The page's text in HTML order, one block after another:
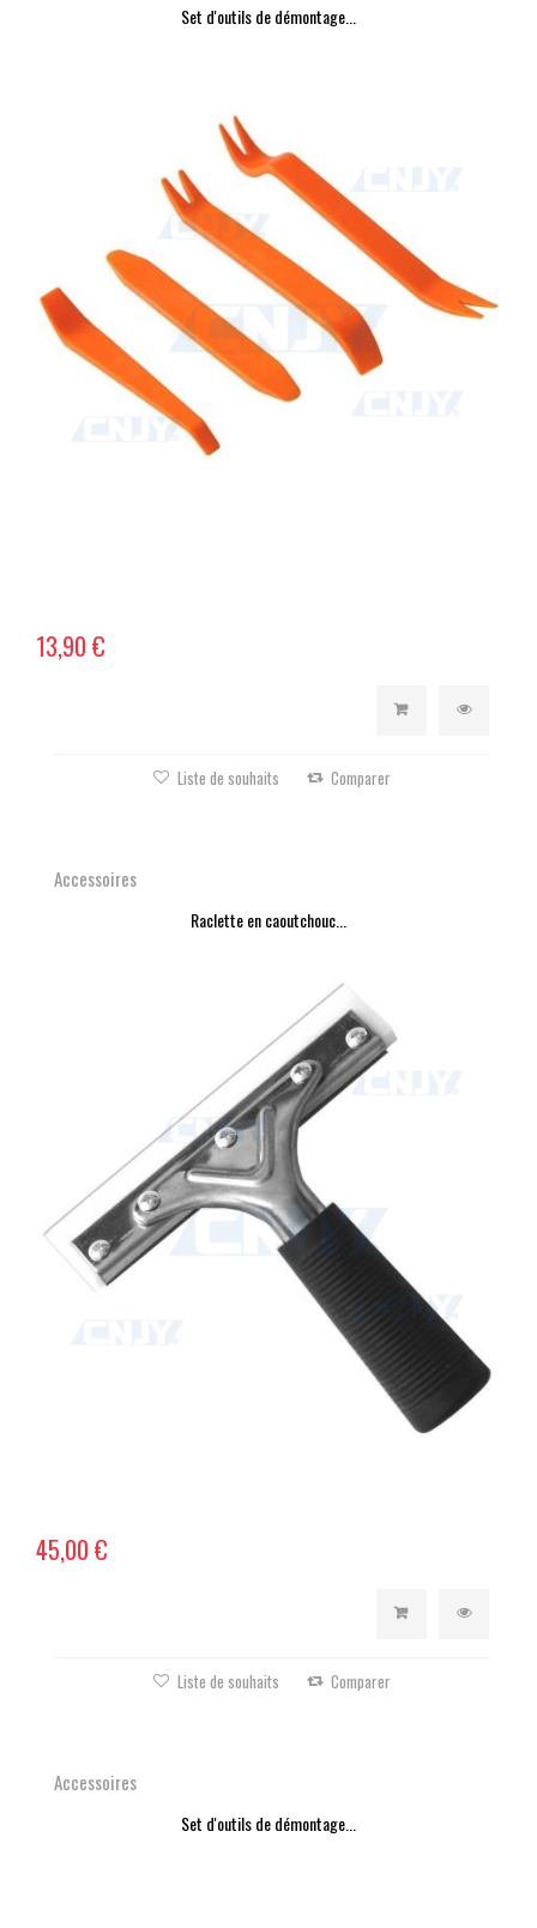
Set d'outils de démontage...
13,90 €
Liste de souhaits Comparer
Accessoires
Raclette en caoutchouc...
45,00 €
Liste de souhaits Comparer
Accessoires
Set d'outils de démontage...